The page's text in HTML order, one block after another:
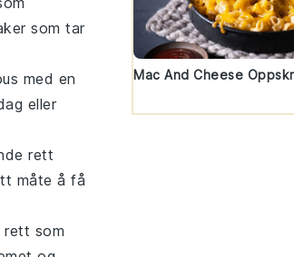
som tar
med en
eller
rett
måte å få
rett som
Mac And Cheese